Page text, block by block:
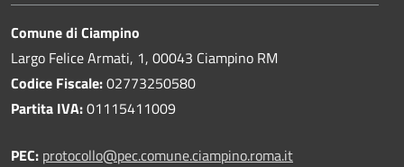
Comune di Ciampino
Largo Felice Armati, 1, 00043 Ciampino RM
Codice Fiscale:02773250580
Partita IVA:01115411009
PEC: protocollo@pec.comune.ciampino.roma.it